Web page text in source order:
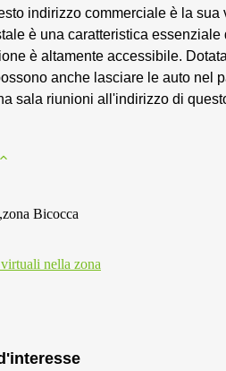
indirizzo commerciale è la
è una caratteristica
è altamente accessibile.
anche lasciare le auto nel
sala riunioni all'indirizzo di
Bicocca
nella zona